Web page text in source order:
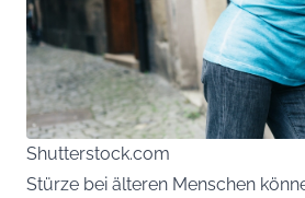
Shutterstock.com
Stürze bei älteren Menschen